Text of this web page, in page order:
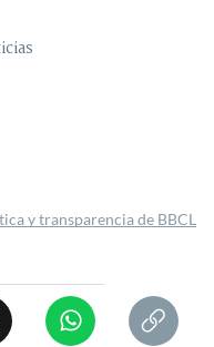
y transparencia de BBCL